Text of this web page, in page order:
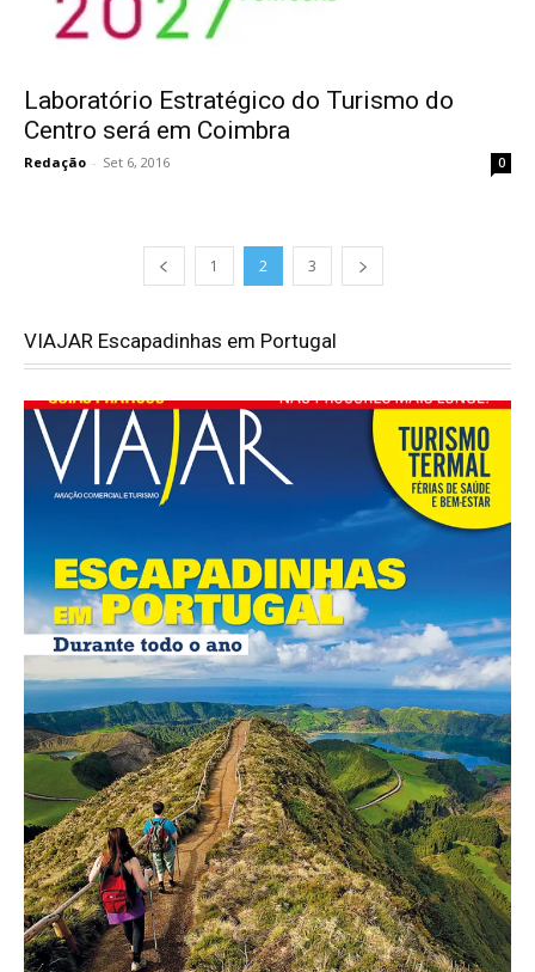
Laboratório Estratégico do Turismo do
Centro será em Coimbra
Redação - Set 6, 2016 0
1 2 3
VIAJAR Escapadinhas em Portugal